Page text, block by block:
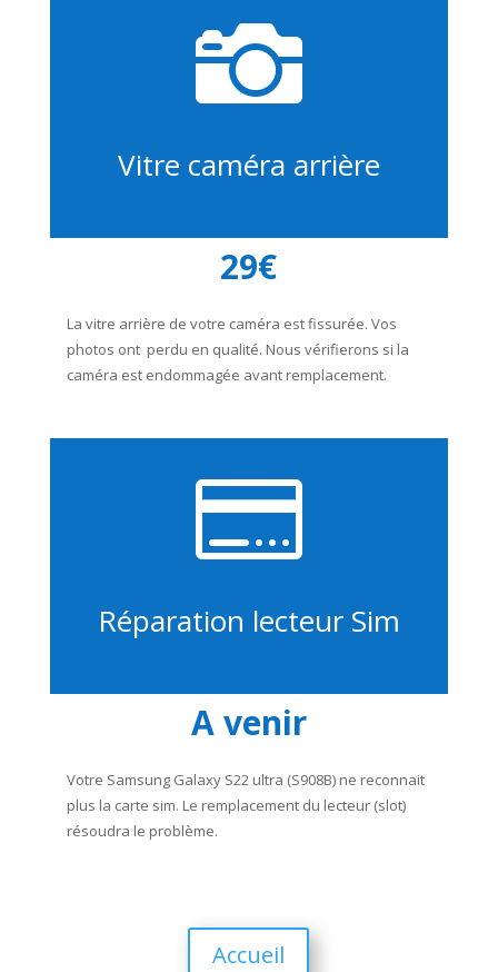

Vitre caméra arrière
29€
La vitre arrière de votre caméra est fissurée. Vos
photos ont perdu en qualité. Nous vérifierons si la
caméra est endommagée avant remplacement.

Réparation lecteur Sim
A venir
Votre Samsung Galaxy S22 ultra (S908B) ne reconnait
plus la carte sim. Le remplacement du lecteur (slot)
résoudra le problème.
Accueil